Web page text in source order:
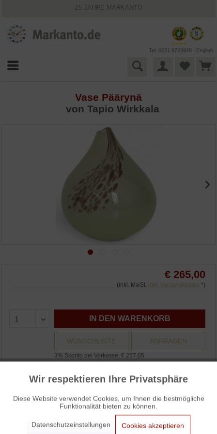
25 JAHRE MARKANTO
VIELFÄLTIGE ZAHLUNGSMÖGLICHKEITEN
Tel. 0221 9723920 English
Vase Päärynä
von Tapio Wirkkala
€ 265,00
(inkl. MwSt. inkl. Versandkosten *)
IN DEN WARENKORB
WUNSCHLISTE ANFRAGEN
3% Skonto bei Vorkasse: € 257,05
Auf Lager und sofort versandbereit.
iittala Vase Päärynä von Tapio Wirkkala
Funktionale Aktiv
Aktiv
Wir respektieren Ihre Privatsphäre
Diese Website verwendet Cookies, um Ihnen die bestmögliche
Funktionalität bieten zu können.
Datenschutzeinstellungen Cookies akzeptieren